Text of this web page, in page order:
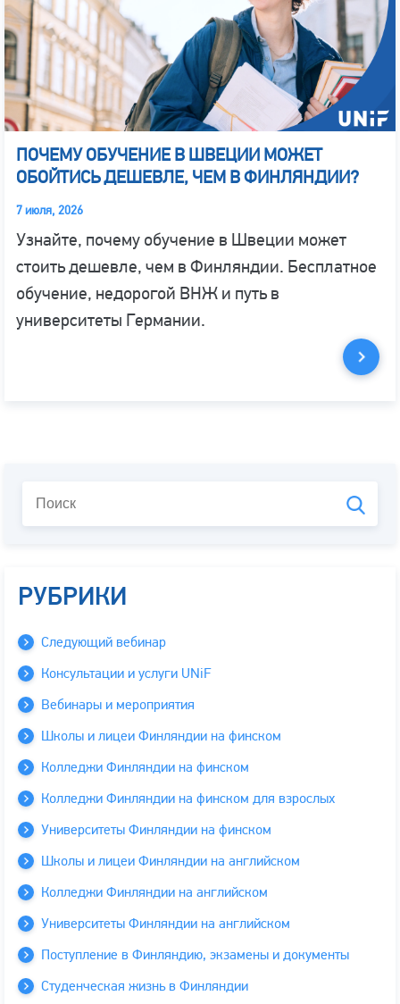
ПОЧЕМУ ОБУЧЕНИЕ В ШВЕЦИИ МОЖЕТ
ОБОЙТИСЬ ДЕШЕВЛЕ, ЧЕМ В ФИНЛЯНДИИ?
7 июля, 2026
Узнайте, почему обучение в Швеции может
стоить дешевле, чем в Финляндии. Бесплатное
обучение, недорогой ВНЖ и путь в
университеты Германии.
РУБРИКИ
Следующий вебинар
Консультации и услуги UNiF
Вебинары и мероприятия
Школы и лицеи Финляндии на финском
Колледжи Финляндии на финском
Колледжи Финляндии на финском для взрослых
Университеты Финляндии на финском
Школы и лицеи Финляндии на английском
Колледжи Финляндии на английском
Университеты Финляндии на английском
Поступление в Финляндию, экзамены и документы
Студенческая жизнь в Финляндии